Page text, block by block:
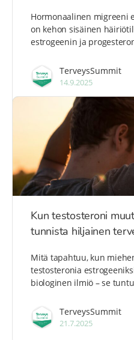
Hormonaalinen migreeni
on kehon sisäinen
estrogeenin ja
TerveysSummit
14.9.2025
Kun testosteroni
tunnista hiljainen
Mitä tapahtuu, kun
testosteronia
biologinen ilmiö – se
TerveysSummit
21.7.2025